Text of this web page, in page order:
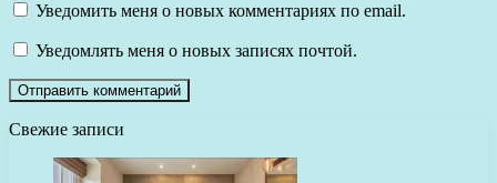
Уведомить меня о новых комментариях по email.
Уведомлять меня о новых записях почтой.
Свежие записи